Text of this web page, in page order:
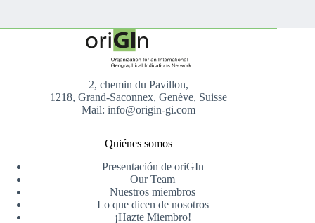
2, chemin du Pavillon,
1218, Grand-Saconnex, Genève, Suisse
Mail: info@origin-gi.com
Quiénes somos
Presentación de oriGIn
Our Team
Nuestros miembros
Lo que dicen de nosotros
¡Hazte Miembro!